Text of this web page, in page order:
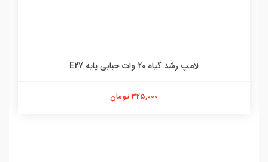
لامپ رشد گیاه 20 وات حبابی پایه E27
325,000 تومان